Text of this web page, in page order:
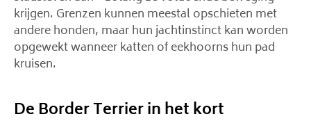
krijgen. Grenzen kunnen meestal opschieten met
andere honden, maar hun jachtinstinct kan worden
opgewekt wanneer katten of eekhoorns hun pad
kruisen.
De Border Terrier in het kort